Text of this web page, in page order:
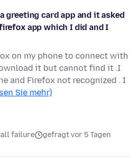
greeting card app and it asked
app which I did and I
on my phone to connect with
it but cannot find it .I
and Firefox not recognized . I
Sie mehr)
failure gefragt vor 5 Tagen